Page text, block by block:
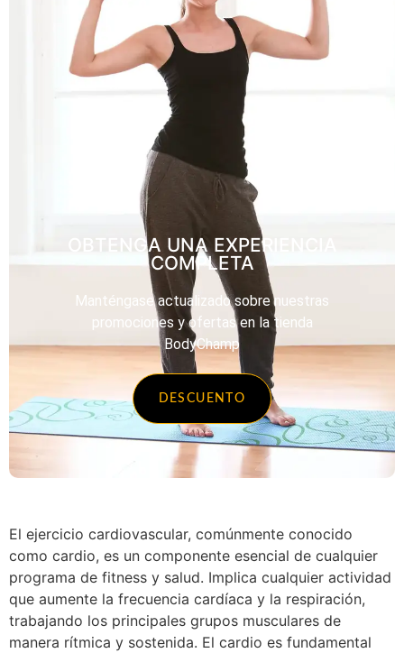
OBTENGA UNA EXPERIENCIA
COMPLETA
Manténgase actualizado sobre nuestras
promociones y ofertas en la tienda
BodyChamp
DESCUENTO
El ejercicio cardiovascular, comúnmente conocido
como cardio, es un componente esencial de cualquier
programa de fitness y salud. Implica cualquier actividad
que aumente la frecuencia cardíaca y la respiración,
trabajando los principales grupos musculares de
manera rítmica y sostenida. El cardio es fundamental